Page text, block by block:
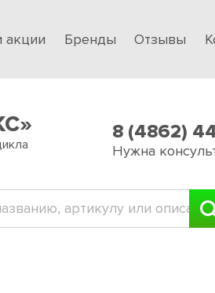
акции Бренды Отзывы
8 (4862)
Нужна